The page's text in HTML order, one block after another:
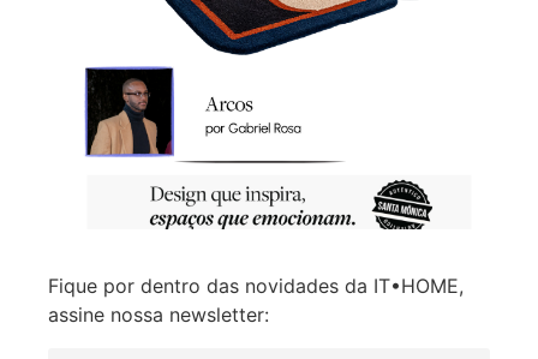
Fique por dentro das novidades da IT•HOME,
assine nossa newsletter: